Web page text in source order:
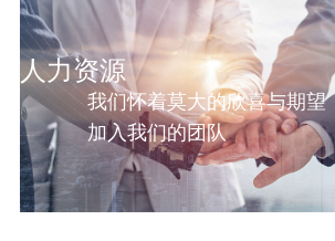
人力资源
我们怀着莫大的欣喜与期望
加入我们的团队